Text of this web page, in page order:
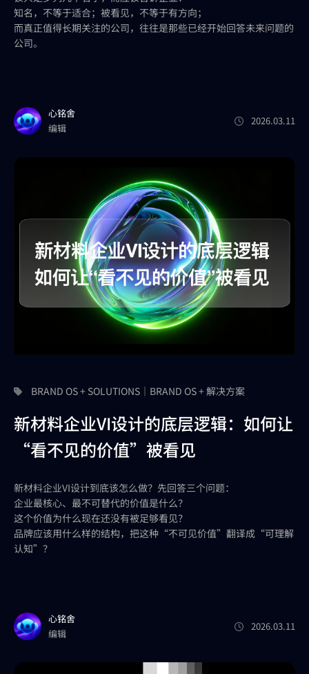
知名，不等于适合；被看见，不等于有方向；
而真正值得长期关注的公司，往往是那些已经开始回答未来问题的
公司。
心铭舍
编辑
2026.03.11
BRAND OS + SOLUTIONS｜BRAND OS + 解决方案
新材料企业VI设计的底层逻辑：如何让
“看不见的价值”被看见
新材料企业VI设计到底该怎么做？先回答三个问题：
企业最核心、最不可替代的价值是什么？
这个价值为什么现在还没有被足够看见？
品牌应该用什么样的结构，把这种“不可见价值”翻译成“可理解
认知”？
心铭舍
编辑
2026.03.11